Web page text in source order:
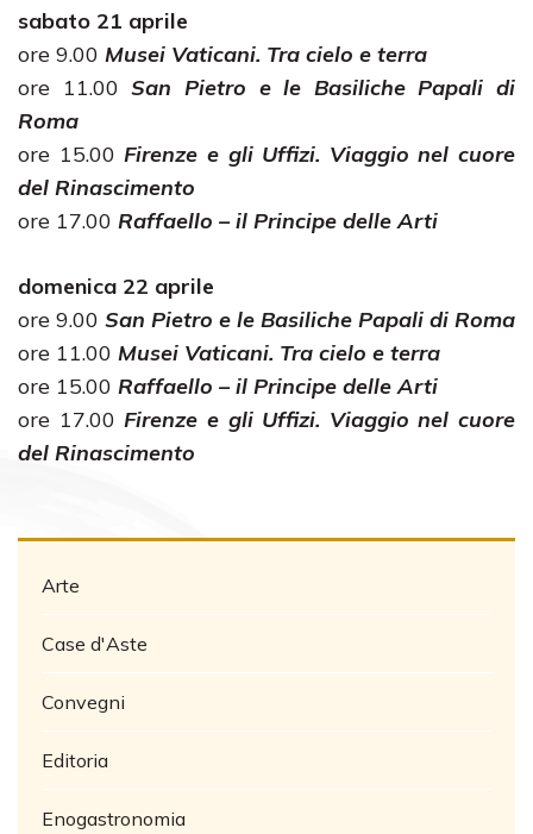
sabato 21 aprile
ore 9.00 Musei Vaticani. Tra cielo e terra
ore 11.00 San Pietro e le Basiliche Papali di
Roma
ore 15.00 Firenze e gli Uffizi. Viaggio nel cuore
del Rinascimento
ore 17.00 Raffaello – il Principe delle Arti
domenica 22 aprile
ore 9.00 San Pietro e le Basiliche Papali di Roma
ore 11.00 Musei Vaticani. Tra cielo e terra
ore 15.00 Raffaello – il Principe delle Arti
ore 17.00 Firenze e gli Uffizi. Viaggio nel cuore
del Rinascimento
Arte
Case d'Aste
Convegni
Editoria
Enogastronomia